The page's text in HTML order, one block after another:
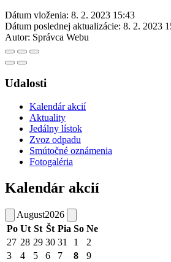
Dátum vloženia: 8. 2. 2023 15:43
Dátum poslednej aktualizácie: 8. 2. 2023
Autor: Správca Webu
Udalosti
Kalendár akcií
Aktuality
Jedálny lístok
Zvoz odpadu
Smútočné oznámenia
Fotogaléria
Kalendár akcií
August2026
Po Ut St Št Pia So Ne
27 28 29 30 31 1
2
3
4 5 6 7 8
9